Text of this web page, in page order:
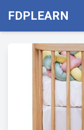
FDPLEARN